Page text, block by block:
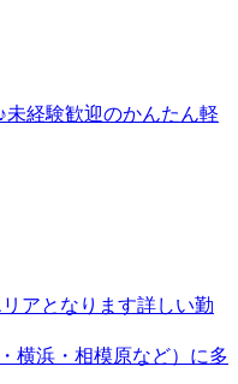
未経験歓迎のかんたん軽
アとなります詳しい勤
横浜・相模原など）に多